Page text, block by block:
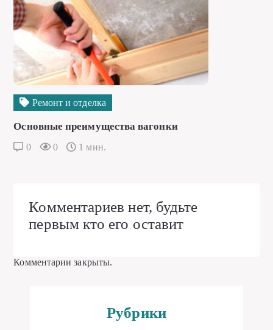
Ремонт и отделка
Основные преимущества вагонки
0 0 1 мин.
Комментариев нет, будьте
первым кто его оставит
Комментарии закрыты.
Рубрики